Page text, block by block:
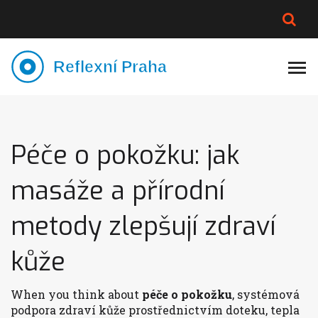
VÝMĚNA VODY
Péče o pokožku: jak
masáže a přírodní
metody zlepšují zdraví
kůže
When you think about péče o pokožku, systémová
podpora zdraví kůže prostřednictvím doteku, tepla